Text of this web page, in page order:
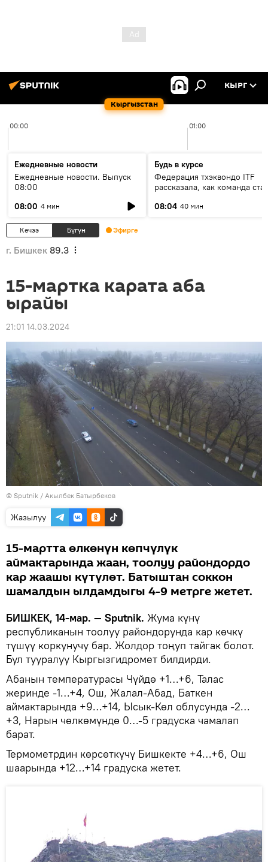
Кыргызстан
КЫРГ
00:00 01:00
Ежедневные новости
Ежедневные новости. Выпуск
08:00
08:00 4 мин
Будь в курсе
Федерация тхэквондо ITF
рассказала, как команда
08:04 40 мин
Кечээ Бүгүн Эфирге
г. Бишкек 89.3
15-мартка карата аба
ырайы
21:01 14.03.2024
© Sputnik / Акылбек Батырбеков
Жазылуу
15-мартта өлкөнүн көпчүлүк
аймактарында жаан, тоолуу райондордо
кар жаашы күтүлөт. Батыштан соккон
шамалдын ылдамдыгы 4-9 метрге жетет.
БИШКЕК, 14-мар. — Sputnik. Жума күнү
республиканын тоолуу райондорунда кар көчкү
түшүү коркунучу бар. Жолдор тоңуп тайгак болот.
Бул тууралуу Кыргызгидромет билдирди.
Абанын температурасы Чүйдө +1…+6, Талас
жеринде -1…+4, Ош, Жалал-Абад, Баткен
аймактарында +9…+14, Ысык-Көл облусунда -2…
+3, Нарын чөлкөмүндө 0…-5 градуска чамалап
барат.
Термометрдин көрсөткүчү Бишкекте +4…+6, Ош
шаарында +12…+14 градуска жетет.